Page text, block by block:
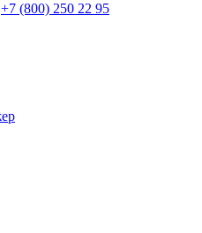
+7 (800) 250 22 95